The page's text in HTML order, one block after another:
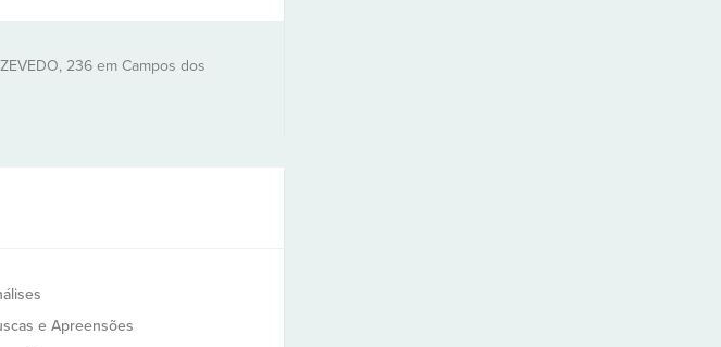
236 em Campos dos
e Apreensões